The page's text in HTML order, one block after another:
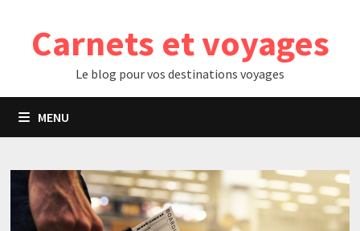
contenuCarnets et voyages
Le blog pour vos destinations voyages
MENU